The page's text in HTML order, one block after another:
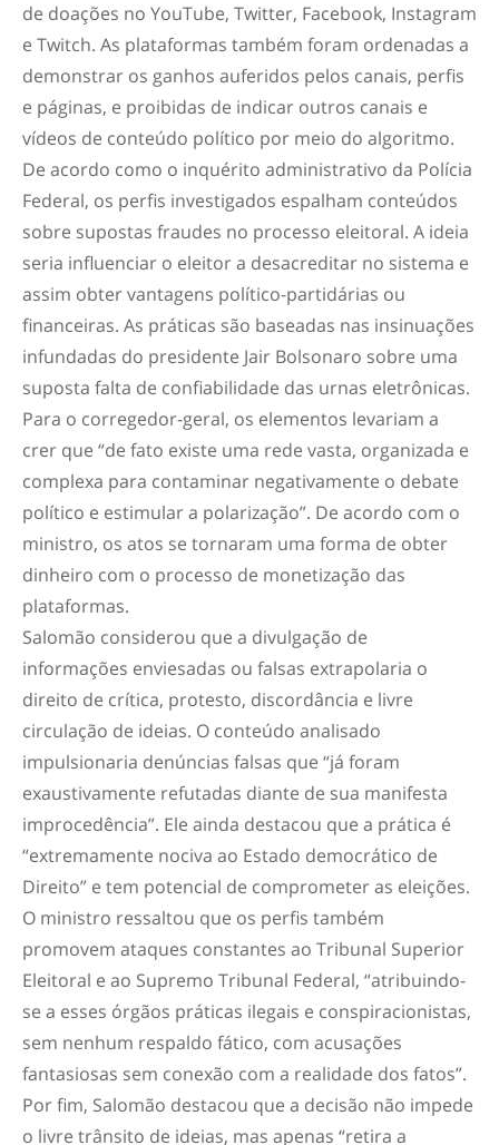
de doações no YouTube, Twitter, Facebook, Instagram
e Twitch. As plataformas também foram ordenadas a
demonstrar os ganhos auferidos pelos canais, perfis
e páginas, e proibidas de indicar outros canais e
vídeos de conteúdo político por meio do algoritmo.
De acordo como o inquérito administrativo da Polícia
Federal, os perfis investigados espalham conteúdos
sobre supostas fraudes no processo eleitoral. A ideia
seria influenciar o eleitor a desacreditar no sistema e
assim obter vantagens político-partidárias ou
financeiras. As práticas são baseadas nas insinuações
infundadas do presidente Jair Bolsonaro sobre uma
suposta falta de confiabilidade das urnas eletrônicas.
Para o corregedor-geral, os elementos levariam a
crer que “de fato existe uma rede vasta, organizada e
complexa para contaminar negativamente o debate
político e estimular a polarização”. De acordo com o
ministro, os atos se tornaram uma forma de obter
dinheiro com o processo de monetização das
plataformas.
Salomão considerou que a divulgação de
informações enviesadas ou falsas extrapolaria o
direito de crítica, protesto, discordância e livre
circulação de ideias. O conteúdo analisado
impulsionaria denúncias falsas que “já foram
exaustivamente refutadas diante de sua manifesta
improcedência”. Ele ainda destacou que a prática é
“extremamente nociva ao Estado democrático de
Direito” e tem potencial de comprometer as eleições.
O ministro ressaltou que os perfis também
promovem ataques constantes ao Tribunal Superior
Eleitoral e ao Supremo Tribunal Federal, “atribuindo-
se a esses órgãos práticas ilegais e conspiracionistas,
sem nenhum respaldo fático, com acusações
fantasiosas sem conexão com a realidade dos fatos”.
Por fim, Salomão destacou que a decisão não impede
o livre trânsito de ideias, mas apenas “retira a